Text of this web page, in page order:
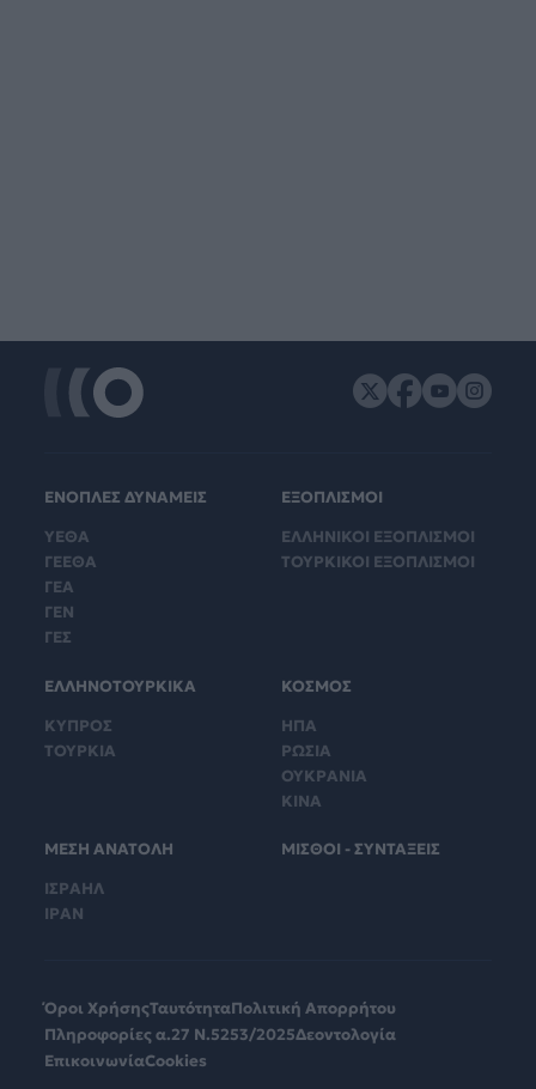
ΕΝΟΠΛΕΣ ΔΥΝΑΜΕΙΣ
ΥΕΘΑ
ΓΕΕΘΑ
ΓΕΑ
ΓΕΝ
ΓΕΣ
ΕΞΟΠΛΙΣΜΟΙ
ΕΛΛΗΝΙΚΟΙ ΕΞΟΠΛΙΣΜΟΙ
ΤΟΥΡΚΙΚΟΙ ΕΞΟΠΛΙΣΜΟΙ
ΕΛΛΗΝΟΤΟΥΡΚΙΚΑ
ΚΥΠΡΟΣ
ΤΟΥΡΚΙΑ
ΚΟΣΜΟΣ
ΗΠΑ
ΡΩΣΙΑ
ΟΥΚΡΑΝΙΑ
ΚΙΝΑ
ΜΕΣΗ ΑΝΑΤΟΛΗ
ΙΣΡΑΗΛ
ΙΡΑΝ
ΜΙΣΘΟΙ - ΣΥΝΤΑΞΕΙΣ
Όροι ΧρήσηςΤαυτότηταΠολιτική Απορρήτου
Πληροφορίες α.27 Ν.5253/2025Δεοντολογία
ΕπικοινωνίαCookies